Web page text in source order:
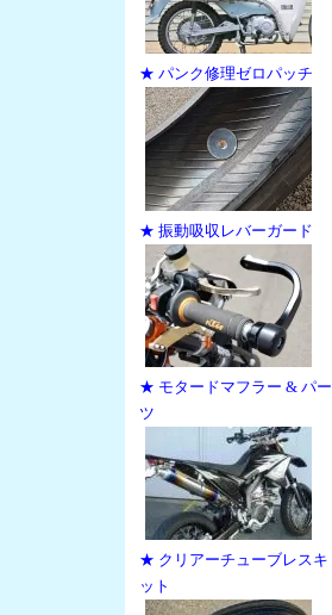
★ パンク修理ゼロパッチ
★ 振動吸収レバーガード
★ モタードマフラー & パー
ツ
★ クリアーチューブレスキ
ット